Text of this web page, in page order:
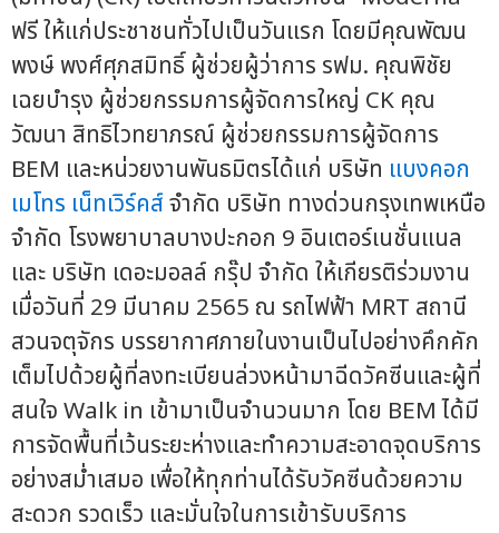
ฟรี ให้แก่ประชาชนทั่วไปเป็นวันแรก โดยมีคุณพัฒน
พงษ์ พงศ์ศุภสมิทธิ์ ผู้ช่วยผู้ว่าการ รฟม. คุณพิชัย
เฉยบำรุง ผู้ช่วยกรรมการผู้จัดการใหญ่ CK คุณ
วัฒนา สิทธิไวทยาภรณ์ ผู้ช่วยกรรมการผู้จัดการ
BEM และหน่วยงานพันธมิตรได้แก่ บริษัท แบงคอก
เมโทร เน็ทเวิร์คส์จำกัด บริษัท ทางด่วนกรุงเทพเหนือ
จำกัด โรงพยาบาลบางปะกอก 9 อินเตอร์เนชั่นแนล
และ บริษัท เดอะมอลล์ กรุ๊ป จำกัด ให้เกียรติร่วมงาน
เมื่อวันที่ 29 มีนาคม 2565 ณ รถไฟฟ้า MRT สถานี
สวนจตุจักร บรรยากาศภายในงานเป็นไปอย่างคึกคัก
เต็มไปด้วยผู้ที่ลงทะเบียนล่วงหน้ามาฉีดวัคซีนและผู้ที่
สนใจ Walk in เข้ามาเป็นจำนวนมาก โดย BEM ได้มี
การจัดพื้นที่เว้นระยะห่างและทำความสะอาดจุดบริการ
อย่างสม่ำเสมอ เพื่อให้ทุกท่านได้รับวัคซีนด้วยความ
สะดวก รวดเร็ว และมั่นใจในการเข้ารับบริการ